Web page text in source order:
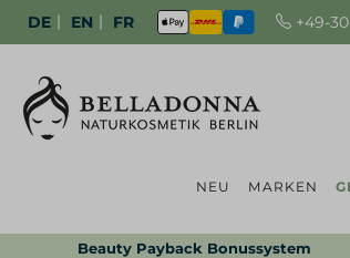
DE | EN | FR +49-
NEU MARKEN
Beauty Payback Bonussystem